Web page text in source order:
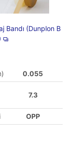
Bandı (Dunplon B
0.055
7.3
OPP